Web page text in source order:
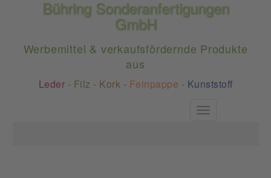
Bühring Sonderanfertigungen
GmbH
Werbemittel & verkaufsfördernde Produkte
aus
Leder - Filz - Kork - Feinpappe - Kunststoff
Toggle